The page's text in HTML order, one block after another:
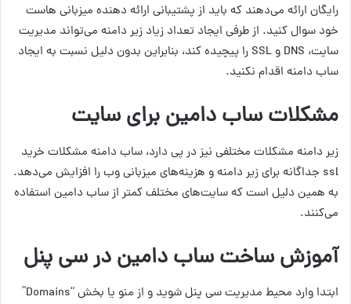
رایگان ارائه می‌دهند که باید از پشتیبانی ارائه دهنده میزبانی هاست
خود سوال کنید. از طرفی ایجاد تعداد زیاد زیر دامنه می‌تواند مدیریت
سایت، DNS و SSL را پیچیده کند، بنابراین بدون دلیل نسبت به ایجاد
ساب دامنه اقدام نکنید.
مشکلات ساب دامین برای سایت
زیر دامنه مشکلات مختلفی نیز در پی دارد، ساب دامنه مشکلات خرید
ssl جداگانه برای زیر دامنه و هزینه‌های میزبانی وب را افزایش می‌دهد.
به همین دلیل است که سایت‌های مختلف کمتر از ساب دامین استفاده
می‌کنند.
آموزش ساخت ساب دامین در سی پنل
ابتدا وارد محیط مدیریت سی پنل شوید و از منو یا بخش “Domains”